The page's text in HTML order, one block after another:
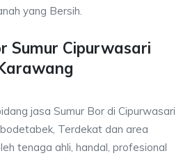
yang Bersih.
Sumur Cipurwasari
jasa Sumur Bor di Cipurwasari
Terdekat dan area
tenaga ahli, handal, profesional